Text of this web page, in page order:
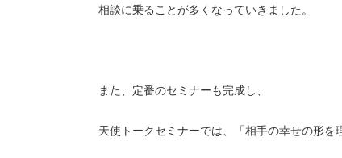
相談に乗ることが多くなっていきました。
また、定番のセミナーも完成し、
天使トークセミナーでは、「相手の幸せの形を